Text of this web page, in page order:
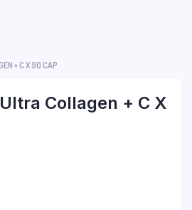
+ C X 90 CAP
Collagen + C X